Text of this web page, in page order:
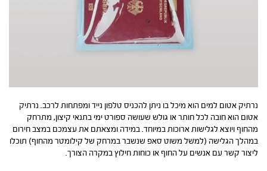
נרתיק אטום למים הוא מיכל בו ניתן להכניס טלפון נייד ומפתחות לרכב. נרתיק
אטום הוא חובה לכל חותר או גולש שעושה ספורט ימי בתנאי קיצון, מתרחק
מהחוף ויוצא לגלישות ארוכות במיוחד. במידה ומצאתם את עצמכם במצב חירום
במהלך הגלישה (למשל משוט סאפ שנשבר במרחק של קילומטר מהחוף) תוכלו
ליצור קשר עם אנשים על החוף או כוחות חילוץ במקרה הצורך.